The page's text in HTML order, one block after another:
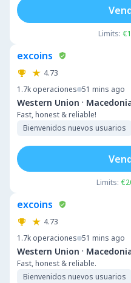
Limits:
excoins
4.73
1.7k operaciones 51 mins ago
Western Union ·
Fast, honest & reliable!
Bienvenidos nuevos usuarios
Limits:
excoins
4.73
1.7k operaciones 51 mins ago
Western Union ·
Fast, honest & reliable.
Bienvenidos nuevos usuarios